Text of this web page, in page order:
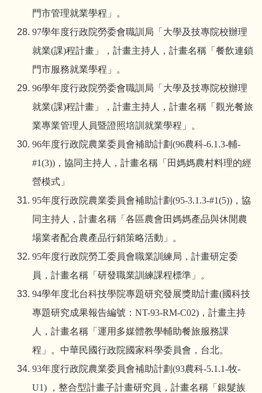
門市管理就業學程」。
97學年度行政院勞委會職訓局「大學及技專院校辦理
就業(課)程計畫」，計畫主持人，計畫名稱「餐飲連鎖
門市服務就業學程」。
96學年度行政院勞委會職訓局「大學及技專院校辦理
就業(課)程計畫」，計畫主持人，計畫名稱「觀光餐旅
業專業管理人員暨證照培訓就業學程」。
96年度行政院農業委員會補助計劃 (96農科-6.1.3-輔-
#1(3)) ，協同主持人，計畫名稱「田媽媽農村料理的經
營模式」
95年度行政院農業委員會補助計劃 (95-3.1.3-#1(5)) ，協
同主持人，計畫名稱「各區農會田媽媽產品與休閒農
場業者配合農產品行銷策略活動」。
95年度行政院勞工委員會職業訓練局，計畫研定委
員，計畫名稱「研發職業訓練課程標準」。
94學年度北台科技學院專題研究發展獎助計畫(國科技
專題研究成果報告編號： NT-93-RM-C02) ，計畫主持
人，計畫名稱「運用多媒體教學輔助餐旅服務課
程」。中華民國行政院國家科學委員會，台北。
93年度行政院農業委員會補助計劃 (93農科-5.1.1-牧-
U1)
，整合型計畫子計畫研究員，計畫名稱「銀髮族